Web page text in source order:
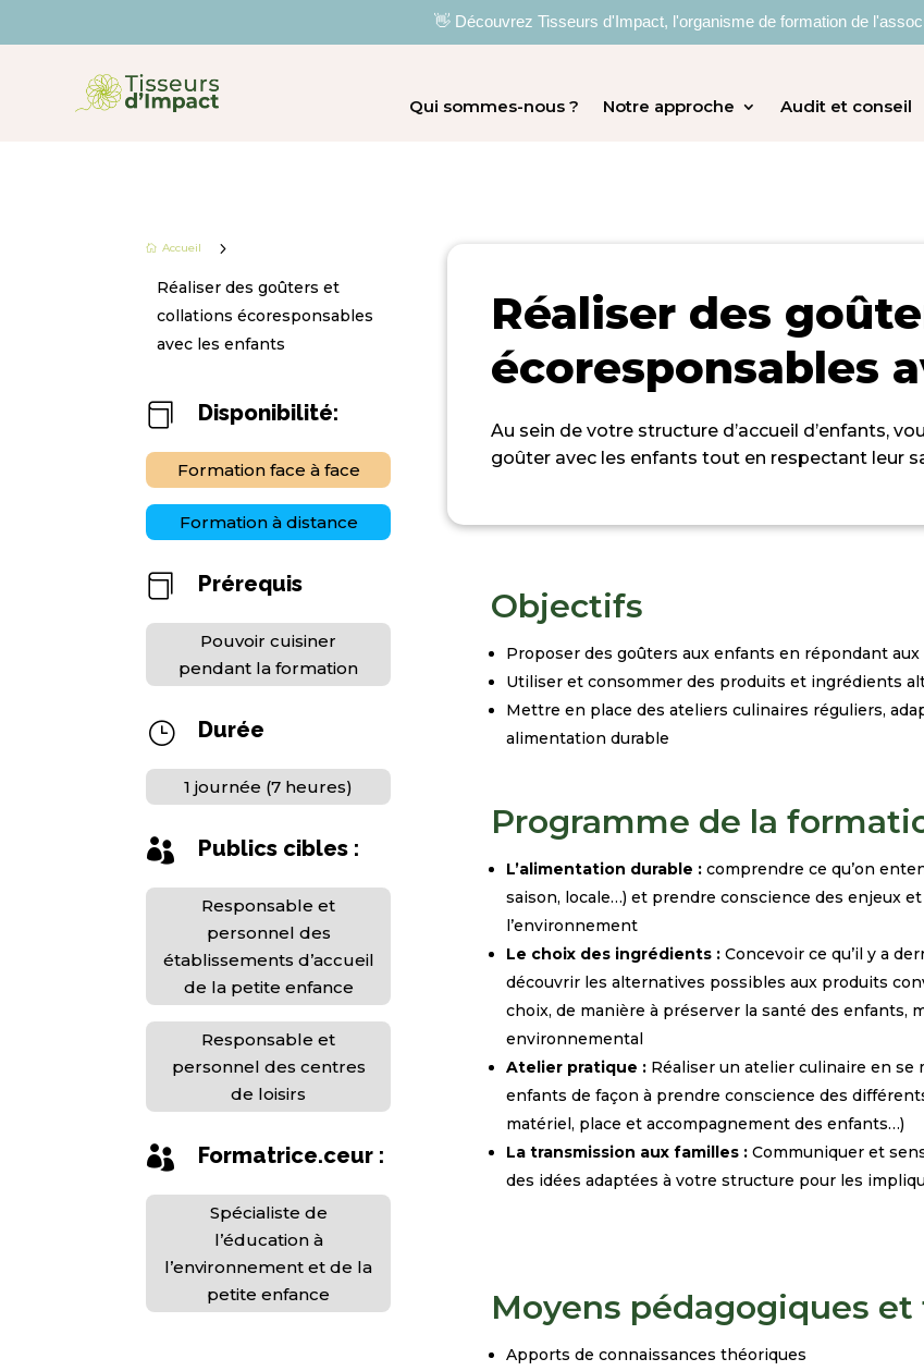
👋 Découvrez Tisseurs d'Impact, l'organisme de formation de
Qui sommes-nous ? Notre approche Audit et conseil
 Accueil
5
Réaliser des goûters et
collations écoresponsables
avec les enfants
 Disponibilité:
Formation face à face
Formation à distance
 Prérequis
Pouvoir cuisiner
pendant la formation
} Durée
1 journée (7 heures)
 Publics cibles :
Responsable et
personnel des
établissements d’accueil
de la petite enfance
Responsable et
personnel des centres
de loisirs
 Formatrice.ceur :
Spécialiste de
l’éducation à
l’environnement et de la
petite enfance
Réaliser des
écoresponsables
Au sein de votre structure d’accueil d’enfants,
goûter avec les enfants tout en respectant leur
Objectifs
Proposer des goûters aux enfants en répondant
Utiliser et consommer des produits et ingrédients
Mettre en place des ateliers culinaires réguliers,
alimentation durable
Programme de la
L’alimentation durable : comprendre ce qu’on
saison, locale…) et prendre conscience des enjeux
l’environnement
Le choix des ingrédients :Concevoir ce qu’il y a
découvrir les alternatives possibles aux produits
choix, de manière à préserver la santé des enfants,
environnemental
Atelier pratique : Réaliser un atelier culinaire en se
enfants de façon à prendre conscience des
matériel, place et accompagnement des enfants…)
La transmission aux familles : Communiquer et
des idées adaptées à votre structure pour les
Moyens pédagogiques
Apports deconnaissances théoriques